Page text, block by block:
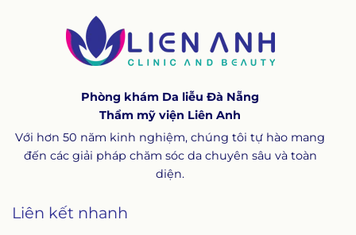
gì, nevi là gì, cơ chế hình
thành, cách phân loại
bớt nevus và các
được áp dụng phổ biến
trên thế giới.
Phòng khám Da liễu Đà Nẵng
Thẩm mỹ viện Liên Anh
Với hơn 50 năm kinh nghiệm, chúng tôi tự hào mang
đến các giải pháp chăm sóc da chuyên sâu và toàn
diện.
Liên kết nhanh